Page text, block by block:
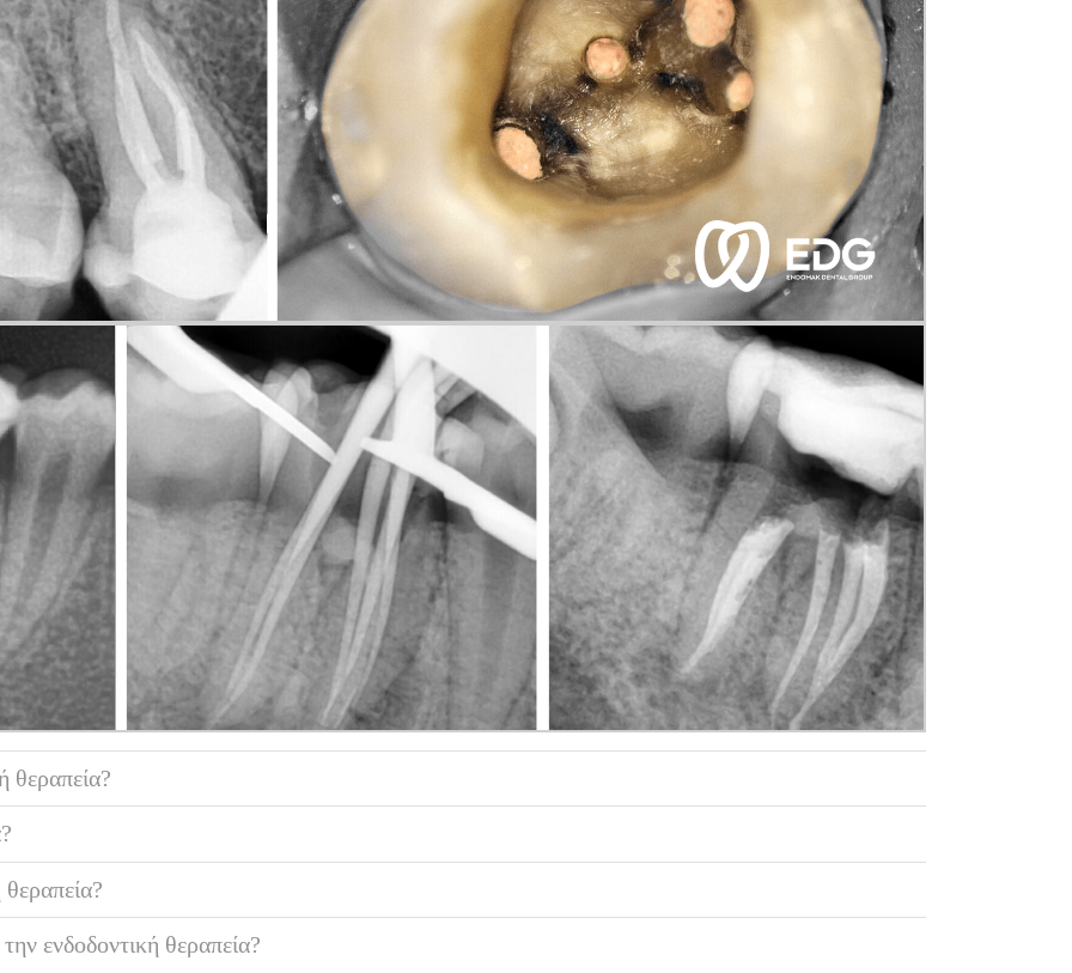
θεραπεία?
ενδοδοντική θεραπεία?